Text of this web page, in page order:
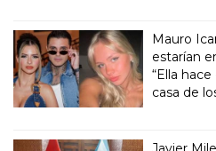
Mauro
estarían
“Ella
casa de